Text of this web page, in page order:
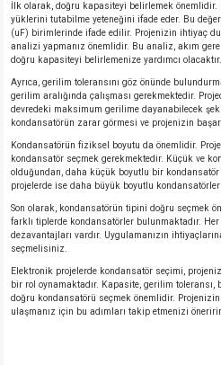
İlk olarak, doğru kapasiteyi belirlemek
yüklerini tutabilme yeteneğini ifade eder. Bu
(uF) birimlerinde ifade edilir. Projenizin ihtiyaç
analizi yapmanız önemlidir. Bu analiz, akım
doğru kapasiteyi belirlemenize yardımcı olacaktır.
Ayrıca, gerilim toleransını göz önünde
gerilim aralığında çalışması gerekmektedir.
devredeki maksimum gerilime dayanabilecek
kondansatörün zarar görmesi ve projenizin
Kondansatörün fiziksel boyutu da önemlidir.
kondansatör seçmek gerekmektedir. Küçük ve
olduğundan, daha küçük boyutlu bir
projelerde ise daha büyük boyutlu
Son olarak, kondansatörün tipini doğru seçmek
farklı tiplerde kondansatörler bulunmaktadır.
dezavantajları vardır. Uygulamanızın
seçmelisiniz.
Elektronik projelerde kondansatör seçimi,
bir rol oynamaktadır. Kapasite, gerilim
doğru kondansatörü seçmek önemlidir. Projenizin
ulaşmanız için bu adımları takip etmenizi